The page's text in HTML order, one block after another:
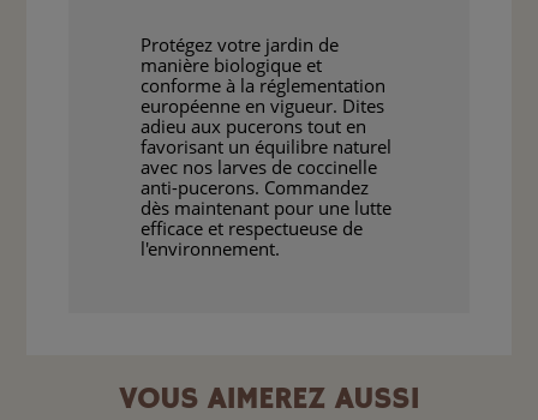
Protégez votre jardin de
manière biologique et
conforme à la réglementation
européenne en vigueur. Dites
adieu aux pucerons tout en
favorisant un équilibre naturel
avec nos larves de coccinelle
anti-pucerons. Commandez
dès maintenant pour une lutte
efficace et respectueuse de
l'environnement.
VOUS AIMEREZ AUSSI